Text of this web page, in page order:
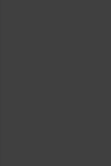
Rating